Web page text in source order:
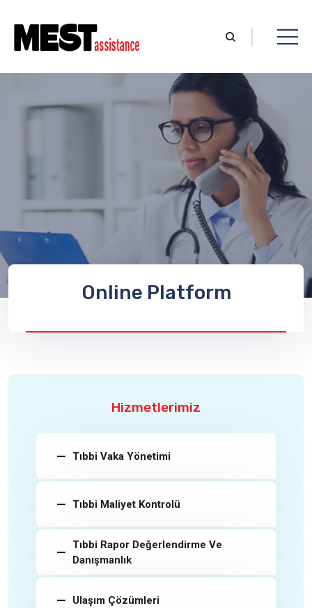
Online Platform
Hizmetlerimiz
Tıbbi Vaka Yönetimi
Tıbbi Maliyet Kontrolü
Tıbbi Rapor Değerlendirme Ve
Danışmanlık
Ulaşım Çözümleri